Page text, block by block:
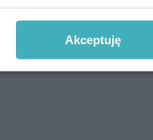
Akceptuję